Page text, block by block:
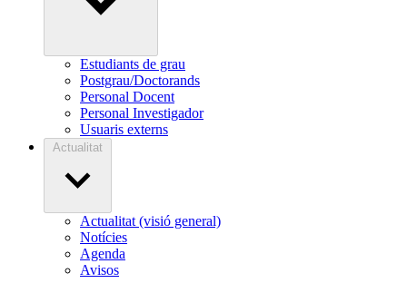
Estudiants de grau
Postgrau/Doctorands
Personal Docent
Personal Investigador
Usuaris externs
Actualitat
Actualitat (visió general)
Notícies
Agenda
Avisos